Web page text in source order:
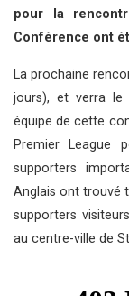
pour la
Conférence ont
La prochaine
jours), et verra le
équipe de cette
Premier League
supporters
Anglais ont trouvé
supporters
au centre-ville de